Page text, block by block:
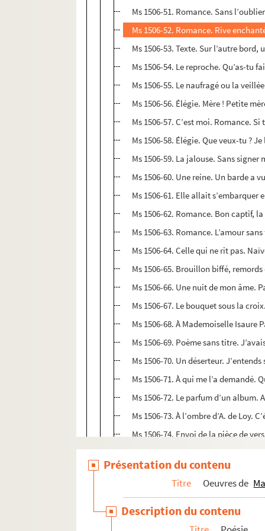
Ms 1506-51. Romance. Sans
Ms 1506-52. Romance. Rive
Ms 1506-53. Texte. Sur l’autre
Ms 1506-54. Le reproche. Qu’as-tu
Ms 1506-55. Le naufragé ou la
Ms 1506-56. Élégie. Mère ! Petite
Ms 1506-57. C’est moi. Romance.
Ms 1506-58. Élégie. Que veux-tu ?
Ms 1506-59. La jalouse. Sans
Ms 1506-60. Une reine. Un barde a
Ms 1506-61. Elle allait s’embarquer
Ms 1506-62. Romance. Bon captif,
Ms 1506-63. Romance. L’amour
Ms 1506-64. Celle qui ne rit pas.
Ms 1506-65. Brouillon biffé,
Ms 1506-66. Une nuit de mon âme.
Ms 1506-67. Le bouquet sous la
Ms 1506-68. À Mademoiselle
Ms 1506-69. Poème sans titre.
Ms 1506-70. Un déserteur.
Ms 1506-71. À qui me l’a demandé.
Ms 1506-72. Le parfum d’un
Ms 1506-73. À l’ombre d’A. de Loy.
Ms 1506-74. Envoi de la pièce de
Ms 1506-75. L’ange gardien. Oui,
Ms 1506-76. Amour d’enfant.
Ms 1506-77. Croyance. Souvent il
Ms 1506-78. La grande petite fille.
Ms 1506-79. Le livre de prière.
Présentation du contenu
Titre Oeuvres de
Description du contenu